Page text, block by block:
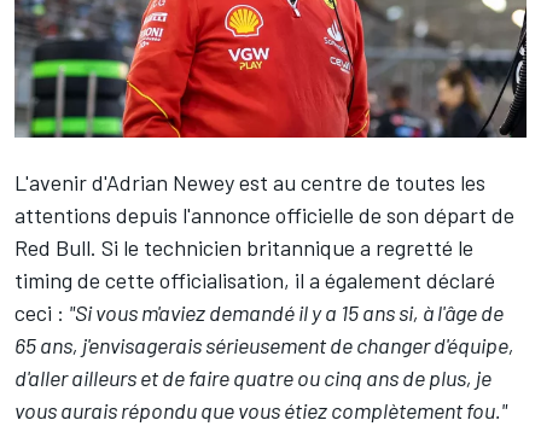
L'avenir d'Adrian Newey est au centre de toutes les
attentions depuis l'annonce officielle de son départ de
Red Bull. Si le technicien britannique a regretté le
timing de cette officialisation, il a également déclaré
ceci : "Si vous m'aviez demandé il y a 15 ans si, à l'âge de
65 ans, j'envisagerais sérieusement de changer d'équipe,
d'aller ailleurs et de faire quatre ou cinq ans de plus, je
vous aurais répondu que vous étiez complètement fou."